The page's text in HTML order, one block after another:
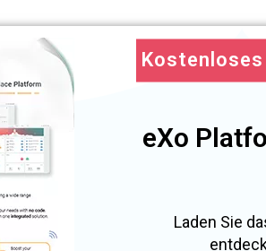
eXo
Laden Sie